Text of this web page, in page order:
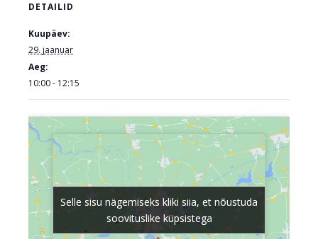
DETAILID
Kuupäev:
29. jaanuar
Aeg:
10:00 - 12:15
Selle sisu nägemiseks kliki siia, et nõustuda
soovituslike küpsistega
Selle sisu nägemiseks kliki siia, et nõustuda
soovituslike küpsistega